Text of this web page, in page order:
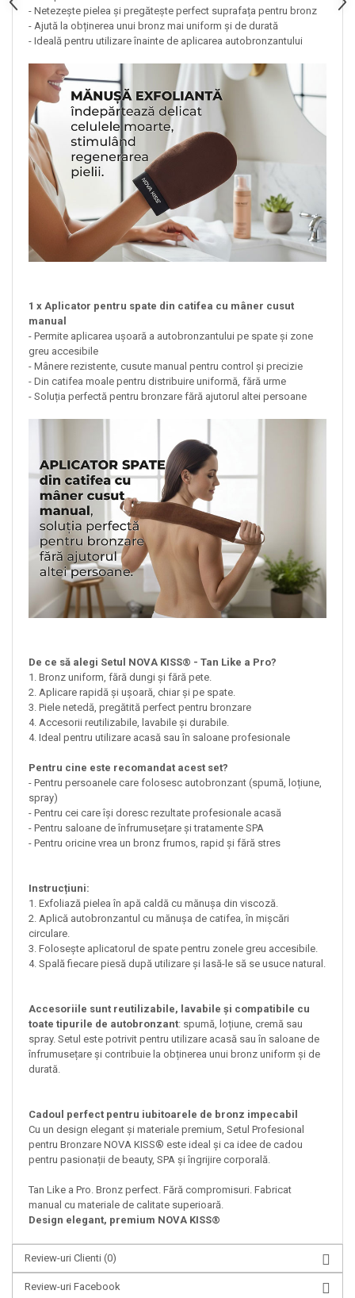
- Netezește pielea și pregătește perfect suprafața pentru bronz
- Ajută la obținerea unui bronz mai uniform și de durată
- Ideală pentru utilizare înainte de aplicarea autobronzantului
1 x Aplicator pentru spate din catifea cu mâner cusut
manual
- Permite aplicarea ușoară a autobronzantului pe spate și zone
greu accesibile
- Mânere rezistente, cusute manual pentru control și precizie
- Din catifea moale pentru distribuire uniformă, fără urme
- Soluția perfectă pentru bronzare fără ajutorul altei persoane
De ce să alegi Setul NOVA KISS® - Tan Like a Pro?
1. Bronz uniform, fără dungi și fără pete.
2. Aplicare rapidă și ușoară, chiar și pe spate.
3. Piele netedă, pregătită perfect pentru bronzare
4. Accesorii reutilizabile, lavabile și durabile.
4. Ideal pentru utilizare acasă sau în saloane profesionale
Pentru cine este recomandat acest set?
- Pentru persoanele care folosesc autobronzant (spumă, loțiune,
spray)
- Pentru cei care își doresc rezultate profesionale acasă
- Pentru saloane de înfrumusețare și tratamente SPA
- Pentru oricine vrea un bronz frumos, rapid și fără stres
Instrucțiuni:
1. Exfoliază pielea în apă caldă cu mănușa din viscoză.
2. Aplică autobronzantul cu mănușa de catifea, în mișcări
circulare.
3. Folosește aplicatorul de spate pentru zonele greu accesibile.
4. Spală fiecare piesă după utilizare și lasă-le să se usuce natural.
Accesoriile sunt reutilizabile, lavabile și compatibile cu
toate tipurile de autobronzant: spumă, loțiune, cremă sau
spray. Setul este potrivit pentru utilizare acasă sau în saloane de
înfrumusețare și contribuie la obținerea unui bronz uniform și de
durată.
Cadoul perfect pentru iubitoarele de bronz impecabil
Cu un design elegant și materiale premium, Setul Profesional
pentru Bronzare NOVA KISS® este ideal și ca idee de cadou
pentru pasionații de beauty, SPA și îngrijire corporală.
Tan Like a Pro. Bronz perfect. Fără compromisuri. Fabricat
manual cu materiale de calitate superioară.
Design elegant, premium NOVA KISS®
Review-uri Clienti (0)
Review-uri Facebook